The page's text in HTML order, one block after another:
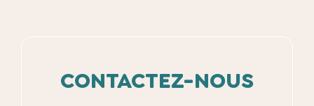
CONTACTEZ-NOUS